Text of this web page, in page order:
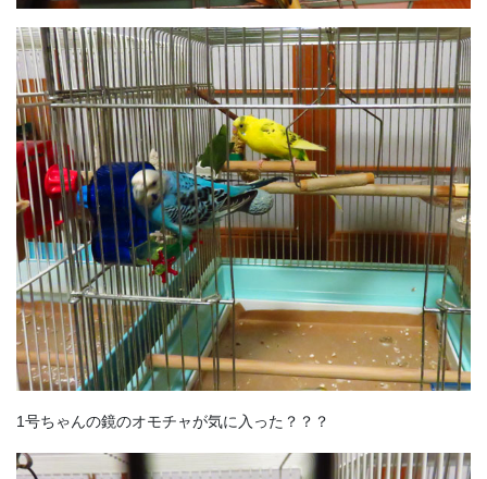
1号ちゃんの鏡のオモチャが気に入った？？？